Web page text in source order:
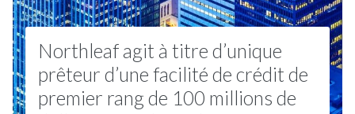
Northleaf agit à titre d’unique
prêteur d’une facilité de crédit de
premier rang de 100 millions de